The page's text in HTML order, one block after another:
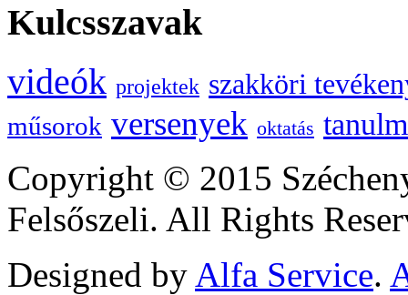
Kulcsszavak
videók projektek szakköri
műsorok versenyek oktatás
Copyright © 2015
Felsőszeli. All Rights
Designed by Alfa Service.